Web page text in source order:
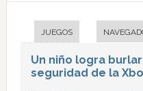
JUEGOS
Un niño logra
seguridad de la